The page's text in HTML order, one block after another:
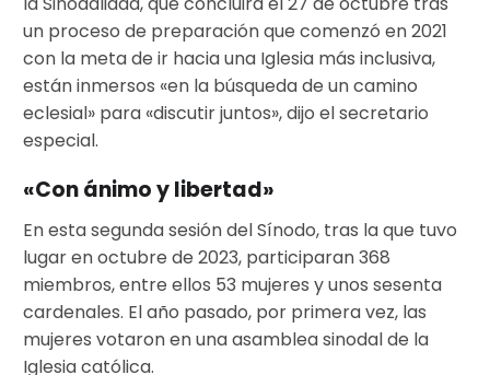
un proceso de preparación que comenzó en 2021
con la meta de ir hacia una Iglesia más inclusiva,
están inmersos «en la búsqueda de un camino
eclesial» para «discutir juntos», dijo el secretario
especial.
«Con ánimo y libertad»
En esta segunda sesión del Sínodo, tras la que tuvo
lugar en octubre de 2023, participaran 368
miembros, entre ellos 53 mujeres y unos sesenta
cardenales. El año pasado, por primera vez, las
mujeres votaron en una asamblea sinodal de la
Iglesia católica.